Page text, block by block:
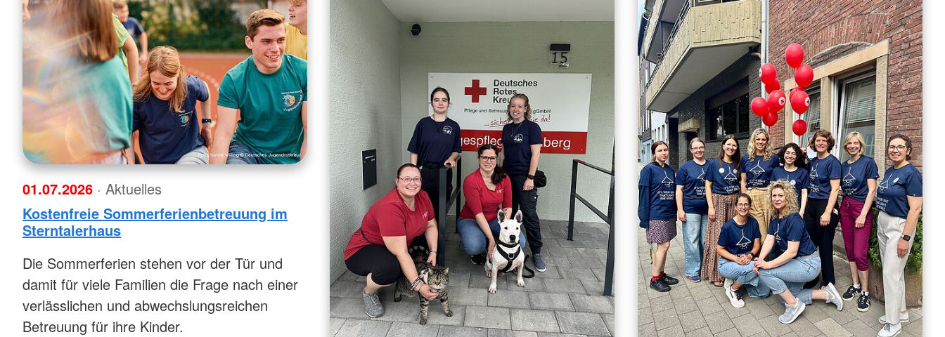
01.07.2026 · Aktuelles
Kostenfreie Sommerferienbetreuung im
Sterntalerhaus
Die Sommerferien stehen vor der Tür und
damit für viele Familien die Frage nach einer
verlässlichen und abwechslungsreichen
Betreuung für ihre Kinder.